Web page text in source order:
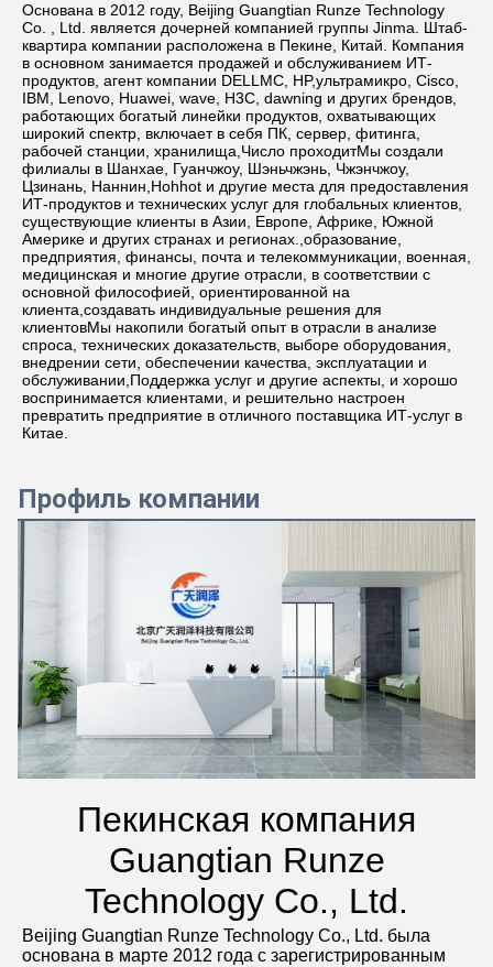
Основана в 2012 году, Beijing Guangtian Runze Technology
Co. , Ltd. является дочерней компанией группы Jinma. Штаб-
квартира компании расположена в Пекине, Китай. Компания
в основном занимается продажей и обслуживанием ИТ-
продуктов, агент компании DELLMC, HP,ультрамикро, Cisco,
IBM, Lenovo, Huawei, wave, H3C, dawning и других брендов,
работающих богатый линейки продуктов, охватывающих
широкий спектр, включает в себя ПК, сервер, фитинга,
рабочей станции, хранилища,Число проходитМы создали
филиалы в Шанхае, Гуанчжоу, Шэньчжэнь, Чжэнчжоу,
Цзинань, Наннин,Hohhot и другие места для предоставления
ИТ-продуктов и технических услуг для глобальных клиентов,
существующие клиенты в Азии, Европе, Африке, Южной
Америке и других странах и регионах.,образование,
предприятия, финансы, почта и телекоммуникации, военная,
медицинская и многие другие отрасли, в соответствии с
основной философией, ориентированной на
клиента,создавать индивидуальные решения для
клиентовМы накопили богатый опыт в отрасли в анализе
спроса, технических доказательств, выборе оборудования,
внедрении сети, обеспечении качества, эксплуатации и
обслуживании,Поддержка услуг и другие аспекты, и хорошо
воспринимается клиентами, и решительно настроен
превратить предприятие в отличного поставщика ИТ-услуг в
Китае.
Профиль компании
Пекинская компания
Guangtian Runze
Technology Co., Ltd.
Beijing Guangtian Runze Technology Co., Ltd. была
основана в марте 2012 года с зарегистрированным